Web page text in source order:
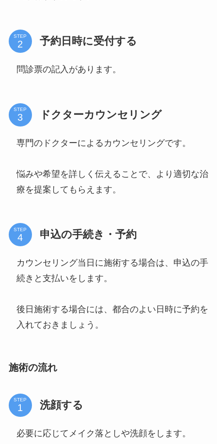
STEP 予約日時に受付する
問診票の記入があります。
STEP ドクターカウンセリング
専門のドクターによるカウンセリングです。
悩みや希望を詳しく伝えることで、より適切な治
療を提案してもらえます。
STEP 申込の手続き・予約
カウンセリング当日に施術する場合は、申込の手
続きと支払いをします。
後日施術する場合には、都合のよい日時に予約を
入れておきましょう。
施術の流れ
STEP 洗顔する
必要に応じてメイク落としや洗顔をします。